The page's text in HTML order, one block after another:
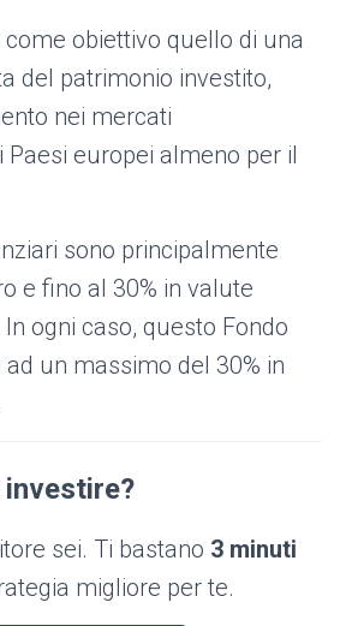
come obiettivo quello di una
del patrimonio investito,
nei mercati
Paesi europei almeno per il
sono principalmente
e fino al 30% in valute
ogni caso, questo Fondo
un massimo del 30% in
investire?
sei. Ti bastano 3 minuti
migliore per te.